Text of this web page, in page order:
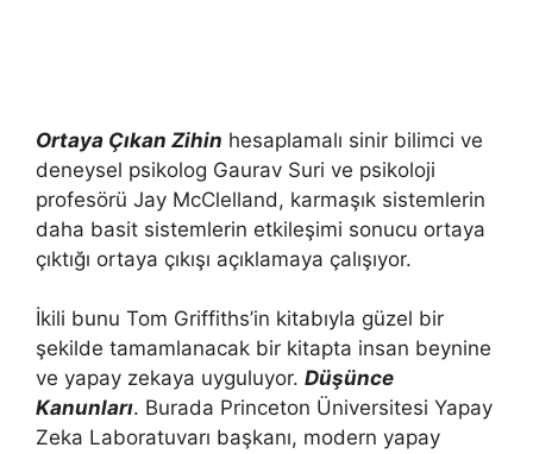
Ortaya Çıkan Zihin hesaplamalı sinir bilimci ve
deneysel psikolog Gaurav Suri ve psikoloji
profesörü Jay McClelland, karmaşık sistemlerin
daha basit sistemlerin etkileşimi sonucu ortaya
çıktığı ortaya çıkışı açıklamaya çalışıyor.
İkili bunu Tom Griffiths’in kitabıyla güzel bir
şekilde tamamlanacak bir kitapta insan beynine
ve yapay zekaya uyguluyor. Düşünce
Kanunları. Burada Princeton Üniversitesi Yapay
Zeka Laboratuvarı başkanı, modern yapay